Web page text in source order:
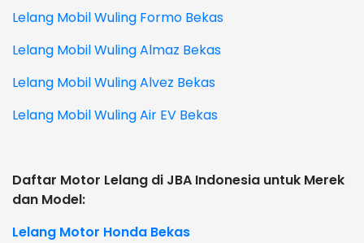
Lelang Mobil Wuling Formo Bekas
Lelang Mobil Wuling Almaz Bekas
Lelang Mobil Wuling Alvez Bekas
Lelang Mobil Wuling Air EV Bekas
Daftar Motor Lelang di JBA Indonesia untuk Merek
dan Model:
Lelang Motor Honda Bekas